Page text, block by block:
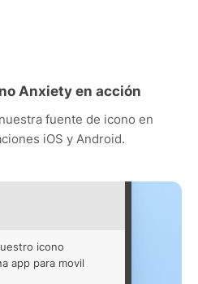
Anxiety en acción
fuente de icono en
iOS y Android.
icono
app para movil